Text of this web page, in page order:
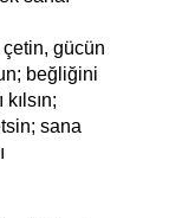
çetin, gücün
beğliğini
sana